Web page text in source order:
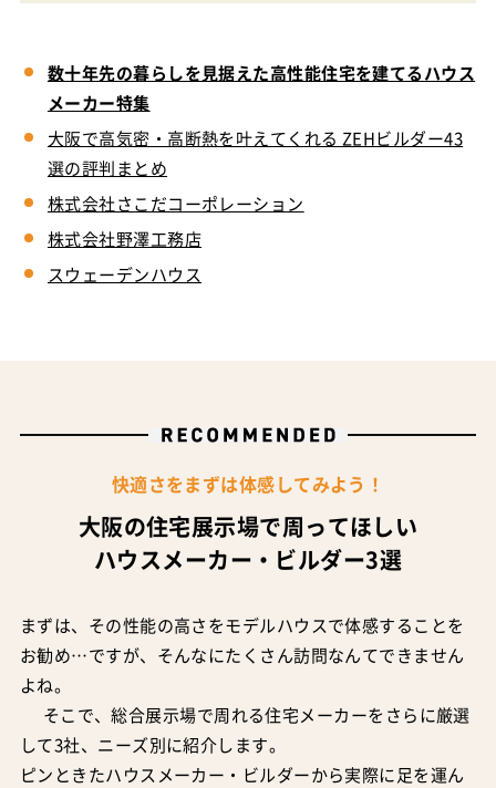
数十年先の暮らしを見据えた高性能住宅を建てるハウス
メーカー特集
大阪で高気密・高断熱を叶えてくれる ZEHビルダー43
選の評判まとめ
株式会社さこだコーポレーション
株式会社野澤工務店
スウェーデンハウス
快適さをまずは体感してみよう！
大阪の住宅展示場で周ってほしい
ハウスメーカー・ビルダー3選
まずは、その性能の高さをモデルハウスで体感することを
お勧め…ですが、そんなにたくさん訪問なんてできません
よね。
そこで、総合展示場で周れる住宅メーカーをさらに厳選
して3社、ニーズ別に紹介します。
ピンときたハウスメーカー・ビルダーから実際に足を運ん